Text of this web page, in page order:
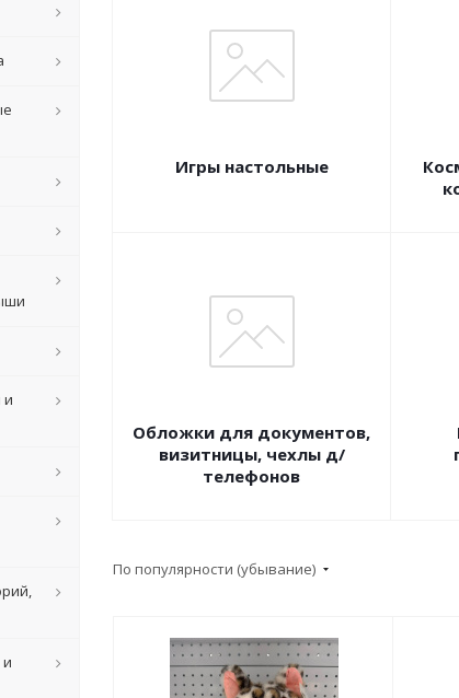
Игры настольные
Обложки для документов,
визитницы, чехлы д/
телефонов
По популярности (убывание)
и